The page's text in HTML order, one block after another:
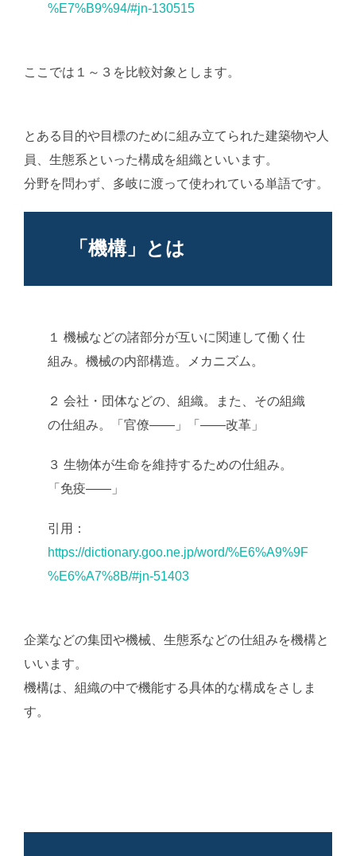
%E7%B9%94/#jn-130515
ここでは１～３を比較対象とします。
とある目的や目標のために組み立てられた建築物や人
員、生態系といった構成を組織といいます。
分野を問わず、多岐に渡って使われている単語です。
「機構」とは
１ 機械などの諸部分が互いに関連して働く仕
組み。機械の内部構造。メカニズム。
２ 会社・団体などの、組織。また、その組織
の仕組み。「官僚――」「――改革」
３ 生物体が生命を維持するための仕組み。
「免疫――」
引用：
https://dictionary.goo.ne.jp/word/%E6%A9%9F
%E6%A7%8B/#jn-51403
企業などの集団や機械、生態系などの仕組みを機構と
いいます。
機構は、組織の中で機能する具体的な構成をさしま
す。